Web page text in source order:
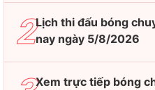
Lịch thi đấu bóng
nay ngày 5/8/2026
Xem trực tiếp bóng